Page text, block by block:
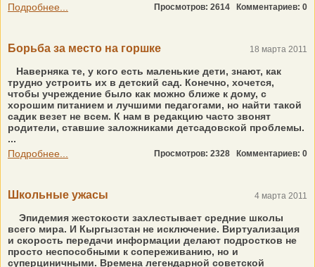
Подробнее...
Просмотров: 2614 Комментариев: 0
Борьба за место на горшке 18 марта 2011
Наверняка те, у кого есть маленькие дети, знают, как
трудно устроить их в детский сад. Конечно, хочется,
чтобы учреждение было как можно ближе к дому, с
хорошим питанием и лучшими педагогами, но найти такой
садик везет не всем. К нам в редакцию часто звонят
родители, ставшие заложниками детсадовской проблемы.
...
Подробнее...
Просмотров: 2328 Комментариев: 0
Школьные ужасы 4 марта 2011
Эпидемия жестокости захлестывает средние школы
всего мира. И Кыргызстан не исключение. Виртуализация
и скорость передачи информации делают подростков не
просто неспособными к сопереживанию, но и
суперциничными. Времена легендарной советской